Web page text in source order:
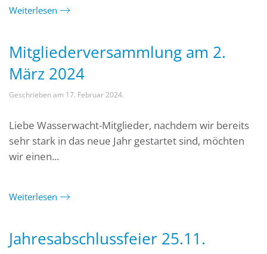
Weiterlesen
Mitgliederversammlung am 2.
März 2024
Geschrieben am 17. Februar 2024.
Liebe Wasserwacht-Mitglieder, nachdem wir bereits
sehr stark in das neue Jahr gestartet sind, möchten
wir einen...
Weiterlesen
Jahresabschlussfeier 25.11.